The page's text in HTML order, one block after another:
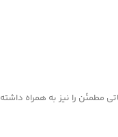
را نیز به همراه